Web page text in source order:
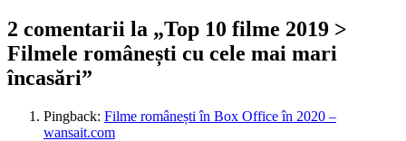
2 comentarii la „Top 10 filme 2019 >
Filmele românești cu cele mai mari
încasări”
Pingback: Filme românești în Box Office în 2020 –
wansait.com